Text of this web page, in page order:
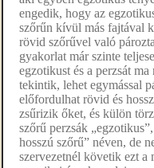
engedik, hogy az
szőrűn kívül más fajtával
rövid szőrűvel való
gyakorlat már szinte
egzotikust és a perzsát
tekintik, lehet egymással
előfordulhat rövid és
zsűrizik őket, és külön
szőrű perzsák
hosszú szőrű” néven, de
szervezetnél követik ezt